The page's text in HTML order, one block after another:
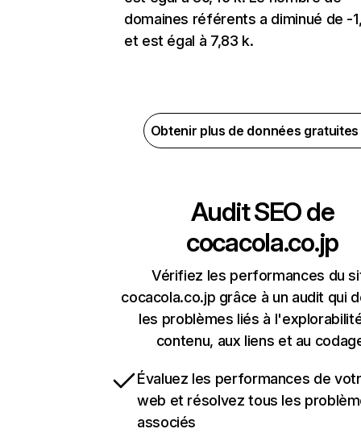
domaines référents a diminué de -
et est égal à 7,83 k.
Obtenir plus de données
Audit SEO de
cocacola.co.jp
Vérifiez les performances du
cocacola.co.jp grâce à un audit qui
les problèmes liés à
contenu, aux liens et au
Évaluez les performances de
web et résolvez tous les
associés